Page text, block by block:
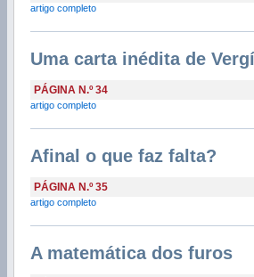
artigo completo
Uma carta inédita de
PÁGINA N.º 34
artigo completo
Afinal o que faz falta?
PÁGINA N.º 35
artigo completo
A matemática dos furos